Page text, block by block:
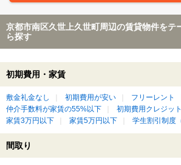
京都市南区久世上久世町周辺の賃貸物件をテ
ら探す
初期費用・家賃
敷金礼金なし 初期費用が安い フリーレント
仲介手数料が家賃の55%以下
初期費用クレジッ
家賃3万円以下
家賃5万円以下 学生割引制度
間取り